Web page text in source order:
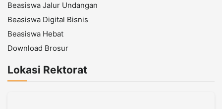
Beasiswa Jalur Undangan
Beasiswa Digital Bisnis
Beasiswa Hebat
Download Brosur
Lokasi Rektorat